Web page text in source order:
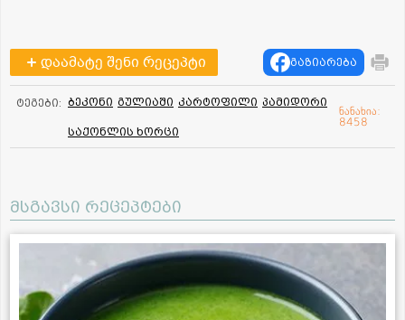
დაამატე შენი რეცეპტი გაზიარება
ტეგები: ბეკონი გულიაში კარტოფილი პამიდორი
საქონლის ხორცი
ნანახია:
8458
მსგავსი რეცეპტები